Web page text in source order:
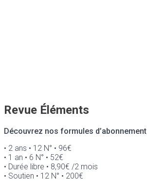
Revue Éléments
Découvrez nos formules d’abonnement
• 2 ans • 12 N° • 96€
• 1 an • 6 N° • 52€
• Durée libre • 8,90€ /2 mois
• Soutien • 12 N° • 200€